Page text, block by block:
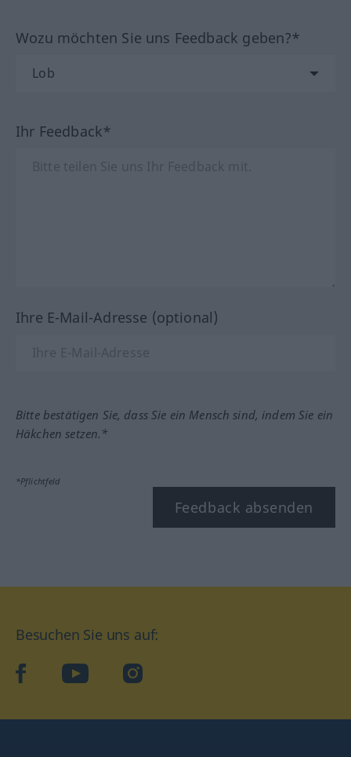
Wozu möchten Sie uns Feedback geben?*
Ihr Feedback*
Ihre E-Mail-Adresse (optional)
Bitte bestätigen Sie, dass Sie ein Mensch sind, indem Sie ein
Häkchen setzen.*
*Pflichtfeld
Feedback absenden
Besuchen Sie uns auf:
facebook YouTube Instagram